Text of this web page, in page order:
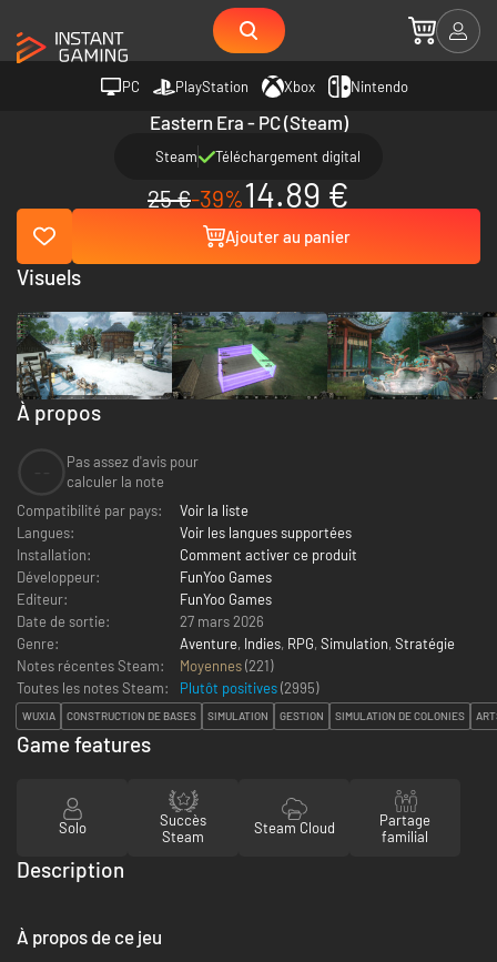
PC PlayStation Xbox Nintendo
Eastern Era - PC (Steam)
Steam Téléchargement digital
25 €-39%14.89 €
Ajouter au panier
À propos
Pas assez d'avis pour
calculer la note
Compatibilité par pays:
Voir la liste
Langues:
Voir les langues supportées
Installation:
Comment activer ce produit
Développeur:
FunYoo Games
Editeur:
FunYoo Games
Date de sortie:
27 mars 2026
Genre:
Aventure, Indies, RPG, Simulation, Stratégie
Notes récentes Steam:
Moyennes(221)
Toutes les notes Steam:
Plutôt positives(2995)
WUXIA CONSTRUCTION DE BASES SIMULATION GESTION SIMULATION DE COLONIES
Visuels
Game features
Solo
Succès
Steam
Steam Cloud
Partage
familial
Description
À propos de ce jeu